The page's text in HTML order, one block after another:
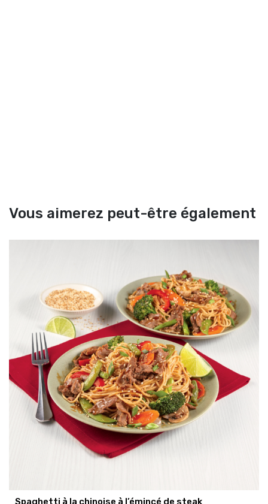
Vous aimerez peut-être également
Spaghetti à la chinoise à l’émincé de steak